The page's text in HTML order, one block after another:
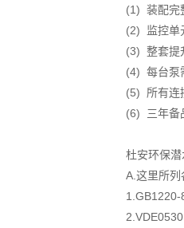
(1) 装配完
(2) 监控单
(3) 整套提
(4) 每台泵
(5) 所有连
(6) 三年备
杜安环保
A.这里所
1.GB1220-